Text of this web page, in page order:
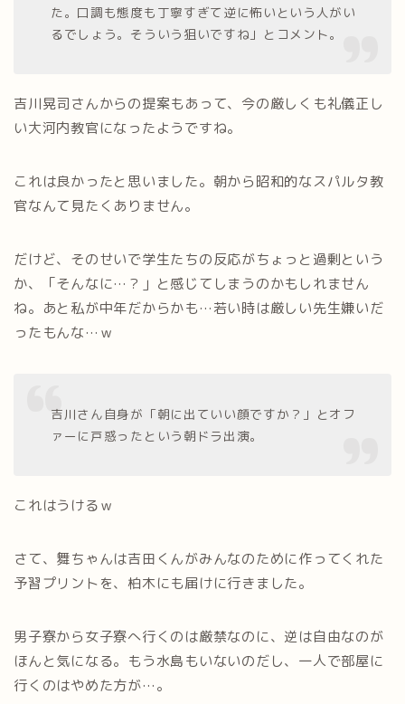
た。口調も態度も丁寧すぎて逆に怖いという人がい
るでしょう。そういう狙いですね」とコメント。
吉川晃司さんからの提案もあって、今の厳しくも礼儀正し
い大河内教官になったようですね。
これは良かったと思いました。朝から昭和的なスパルタ教
官なんて見たくありません。
だけど、そのせいで学生たちの反応がちょっと過剰という
か、「そんなに…？」と感じてしまうのかもしれません
ね。あと私が中年だからかも…若い時は厳しい先生嫌いだ
ったもんな…ｗ
吉川さん自身が「朝に出ていい顔ですか？」とオフ
ァーに戸惑ったという朝ドラ出演。
これはうけるｗ
さて、舞ちゃんは吉田くんがみんなのために作ってくれた
予習プリントを、柏木にも届けに行きました。
男子寮から女子寮へ行くのは厳禁なのに、逆は自由なのが
ほんと気になる。もう水島もいないのだし、一人で部屋に
行くのはやめた方が…。